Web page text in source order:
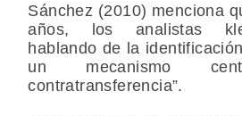
Sánchez (2010) menciona
años, los analistas
hablando de la
un mecanismo
contratransferencia”.